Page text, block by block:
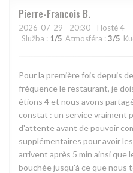
Pierre-Francois B
2026-07-29 - 20:30 - Hosté 4
Služba : 1/5 Atmosféra : 3/5
Pour la première fois depuis
fréquence le restaurant, je
étions 4 et nous avons
constat : un service vraiment
d'attente avant de pouvoir
supplémentaires pour avoir
arrivent après 5 min ainsi que
bouchée jusqu'à ce que nous